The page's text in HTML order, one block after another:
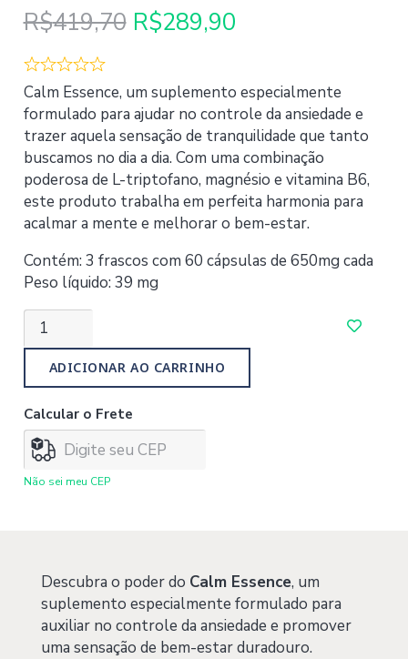
R$419,70 O
preço
era:
R$419,70.
R$289,90O
é:
R$289,90.
Calm Essence, um suplemento especialmente
formulado para ajudar no controle da ansiedade e
trazer aquela sensação de tranquilidade que tanto
buscamos no dia a dia. Com uma combinação
poderosa de L-triptofano, magnésio e vitamina B6,
este produto trabalha em perfeita harmonia para
acalmar a mente e melhorar o bem-estar.
Contém: 3 frascos com 60 cápsulas de 650mg cada
Peso líquido: 39 mg
Kit
Essence
3
un.
quantidade
ADICIONAR AO CARRINHO
Calcular o Frete
Não sei meu CEP
Descubra o poder do Calm Essence, um
suplemento especialmente formulado para
auxiliar no controle da ansiedade e promover
uma sensação de bem-estar duradouro.